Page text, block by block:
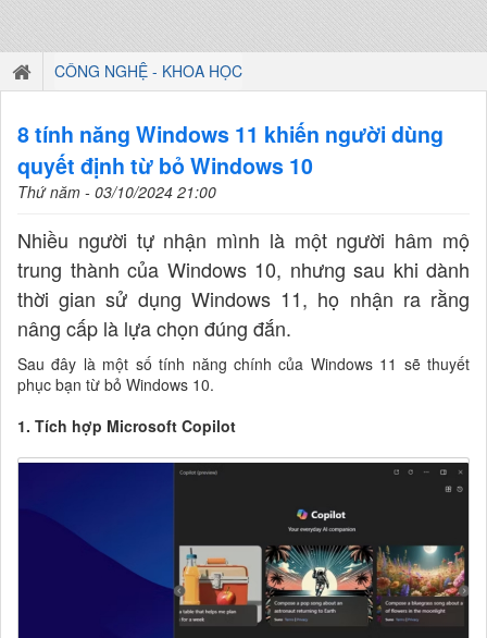
CÔNG NGHỆ - KHOA HỌC
8 tính năng Windows 11 khiến người dùng
quyết định từ bỏ Windows 10
Thứ năm - 03/10/2024 21:00
Nhiều người tự nhận mình là một người hâm mộ
trung thành của Windows 10, nhưng sau khi dành
thời gian sử dụng Windows 11, họ nhận ra rằng
nâng cấp là lựa chọn đúng đắn.
Sau đây là một số tính năng chính của Windows 11 sẽ thuyết
phục bạn từ bỏ Windows 10.
1. Tích hợp Microsoft Copilot